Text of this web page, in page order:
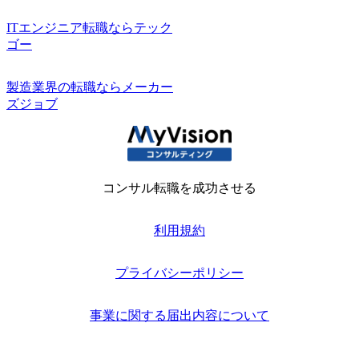
ITエンジニア転職ならテック
ゴー
製造業界の転職ならメーカー
ズジョブ
コンサル転職を成功させる
利用規約
プライバシーポリシー
事業に関する届出内容について